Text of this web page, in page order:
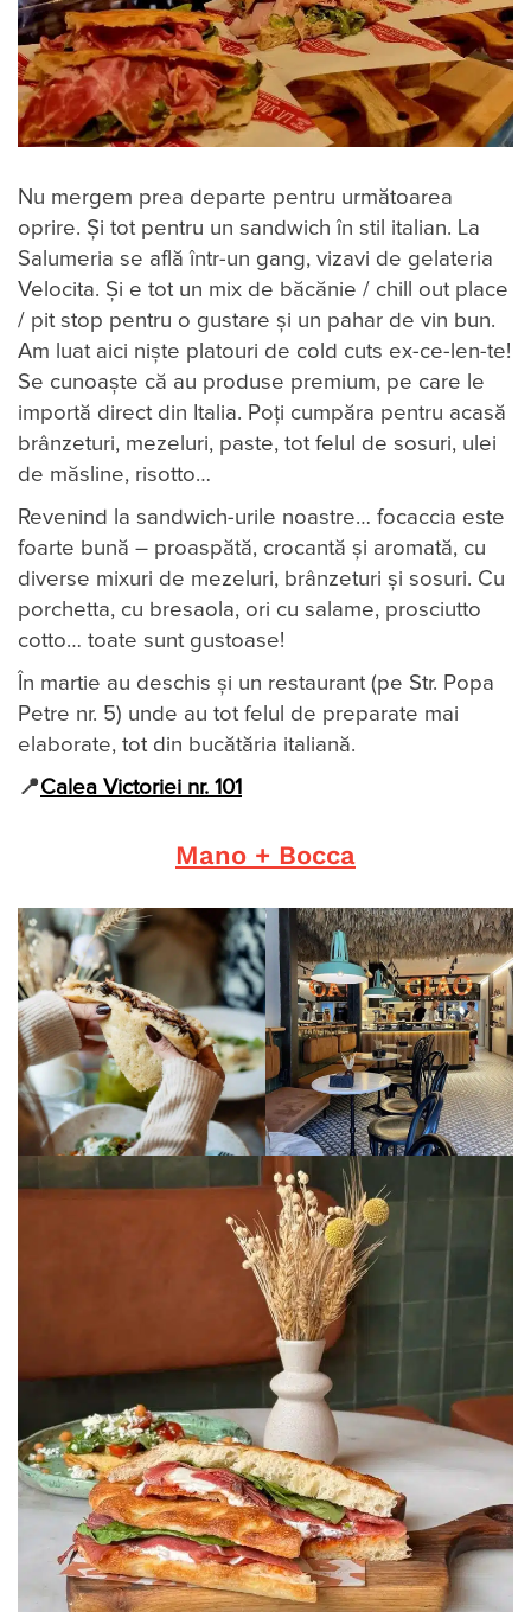
Nu mergem prea departe pentru următoarea
oprire. Și tot pentru un sandwich în stil italian. La
Salumeria se află într-un gang, vizavi de gelateria
Velocita. Și e tot un mix de băcănie / chill out place
/ pit stop pentru o gustare și un pahar de vin bun.
Am luat aici niște platouri de cold cuts ex-ce-len-te!
Se cunoaște că au produse premium, pe care le
importă direct din Italia. Poți cumpăra pentru acasă
brânzeturi, mezeluri, paste, tot felul de sosuri, ulei
de măsline, risotto…
Revenind la sandwich-urile noastre… focaccia este
foarte bună – proaspătă, crocantă și aromată, cu
diverse mixuri de mezeluri, brânzeturi și sosuri. Cu
porchetta, cu bresaola, ori cu salame, prosciutto
cotto… toate sunt gustoase!
În martie au deschis și un restaurant (pe Str. Popa
Petre nr. 5) unde au tot felul de preparate mai
elaborate, tot din bucătăria italiană.
📍Calea Victoriei nr. 101
Mano + Bocca